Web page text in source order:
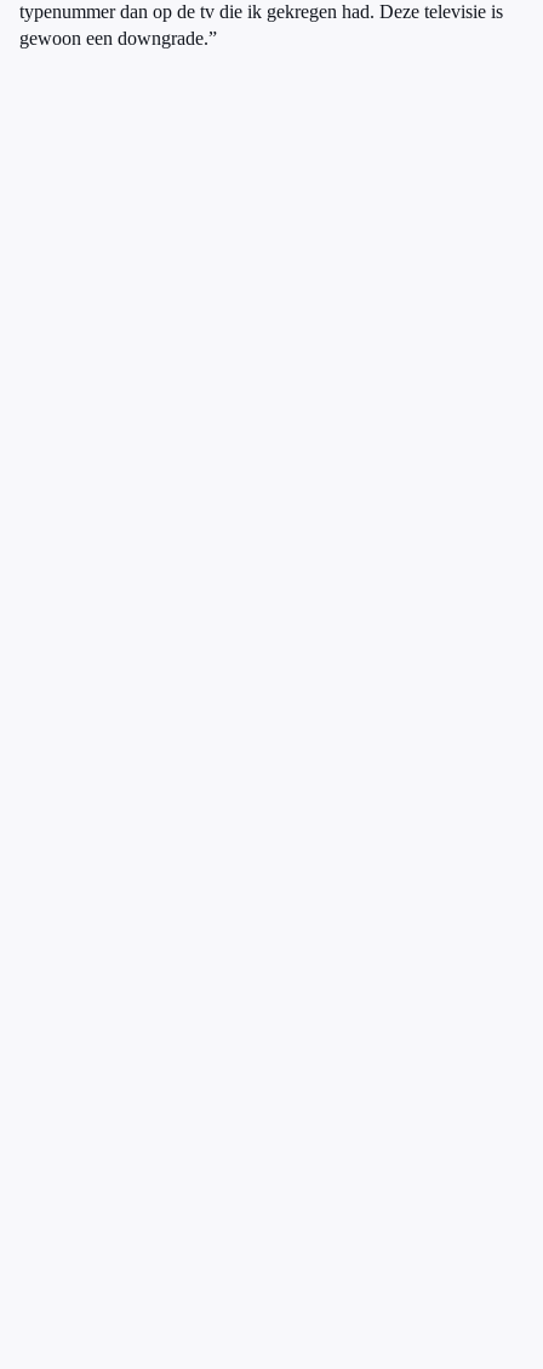
typenummer dan op de tv die ik gekregen had. Deze televisie is
gewoon een downgrade.”